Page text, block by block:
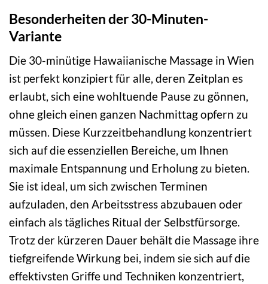
Besonderheiten der 30-Minuten-
Variante
Die 30-minütige Hawaiianische Massage in Wien
ist perfekt konzipiert für alle, deren Zeitplan es
erlaubt, sich eine wohltuende Pause zu gönnen,
ohne gleich einen ganzen Nachmittag opfern zu
müssen. Diese Kurzzeitbehandlung konzentriert
sich auf die essenziellen Bereiche, um Ihnen
maximale Entspannung und Erholung zu bieten.
Sie ist ideal, um sich zwischen Terminen
aufzuladen, den Arbeitsstress abzubauen oder
einfach als tägliches Ritual der Selbstfürsorge.
Trotz der kürzeren Dauer behält die Massage ihre
tiefgreifende Wirkung bei, indem sie sich auf die
effektivsten Griffe und Techniken konzentriert,